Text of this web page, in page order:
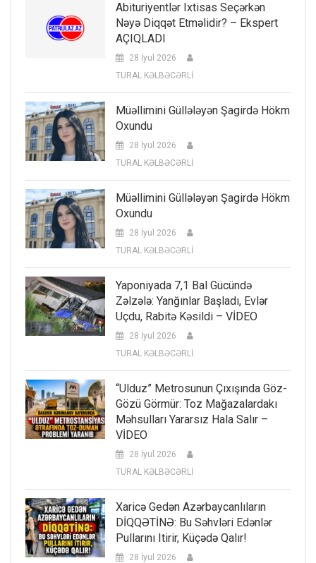
Abituriyentlər Ixtisas Seçərkən
Nəyə Diqqət Etməlidir? – Ekspert
AÇIQLADI
28 İyul 2026
TURAL KƏLBƏCƏRLİ
Müəllimini Güllələyən Şagirdə Hökm
Oxundu
28 İyul 2026
TURAL KƏLBƏCƏRLİ
Müəllimini Güllələyən Şagirdə Hökm
Oxundu
28 İyul 2026
TURAL KƏLBƏCƏRLİ
Yaponiyada 7,1 Bal Gücündə
Zəlzələ: Yanğınlar Başladı, Evlər
Uçdu, Rabitə Kəsildi – VİDEO
28 İyul 2026
TURAL KƏLBƏCƏRLİ
“Ulduz” Metrosunun Çıxışında Göz-
Gözü Görmür: Toz Mağazalardakı
Məhsulları Yararsız Hala Salır –
VİDEO
28 İyul 2026
TURAL KƏLBƏCƏRLİ
Xaricə Gedən Azərbaycanlıların
DİQQƏTİNƏ: Bu Səhvləri Edənlər
Pullarını Itirir, Küçədə Qalır!
28 İyul 2026